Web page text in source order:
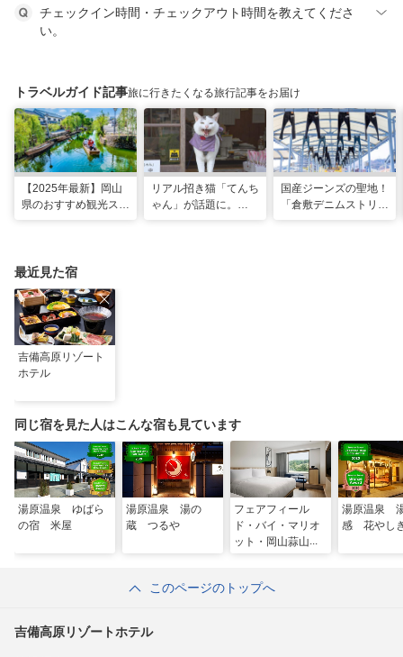
チェックイン時間・チェックアウト時間を教えてくださ
い。
トラベルガイド記事旅に行きたくなる旅行記事をお届け
【2025年最新】岡山
県のおすすめ観光スポ
リアル招き猫「てんち
ゃん」が話題に。
国産ジーンズの聖地！
「倉敷デニムストリー
最近見た宿
吉備高原リゾート
ホテル
同じ宿を見た人はこんな宿も見ています
湯原温泉 ゆばら
の宿 米屋
湯原温泉 湯の
蔵 つるや
フェアフィール
ド・バイ・マリオ
ット・岡山蒜山高
湯原温泉
感 花やし
このページのトップへ
吉備高原リゾートホテル